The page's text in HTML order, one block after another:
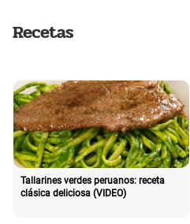
Recetas
Tallarines verdes peruanos: receta
clásica deliciosa (VIDEO)